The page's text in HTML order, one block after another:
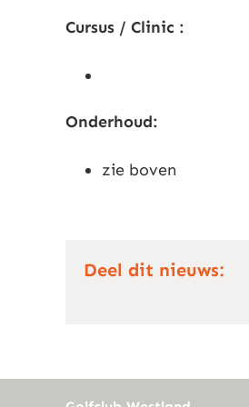
Cursus / Clinic :
Onderhoud:
zie boven
Deel dit nieuws: